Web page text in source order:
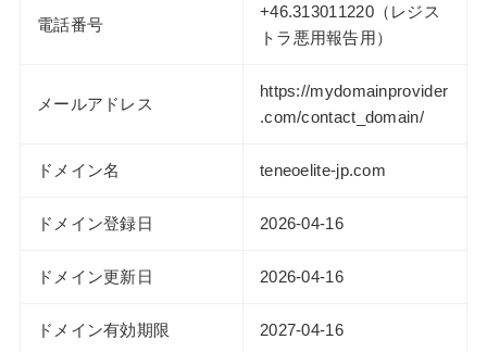
電話番号
+46.313011220（レジス
トラ悪用報告用）
メールアドレス
https://mydomainprovider
.com/contact_domain/
ドメイン名 teneoelite-jp.com
ドメイン登録日 2026-04-16
ドメイン更新日 2026-04-16
ドメイン有効期限 2027-04-16